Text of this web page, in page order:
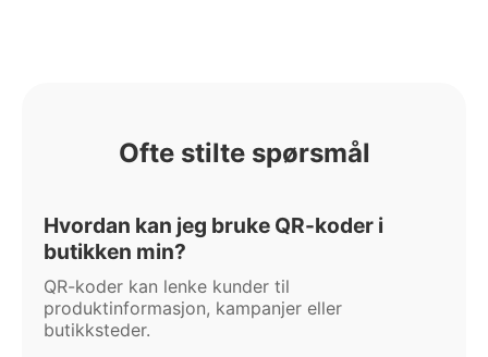
Ofte stilte spørsmål
Hvordan kan jeg bruke QR-koder i
butikken min?
QR-koder kan lenke kunder til
produktinformasjon, kampanjer eller
butikksteder.